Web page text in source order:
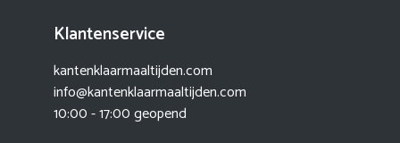
Klantenservice
kantenklaarmaaltijden.com
info@kantenklaarmaaltijden.com
10:00 - 17:00 geopend